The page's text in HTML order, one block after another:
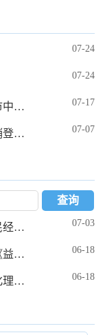
07-24
07-24
益阳市人民政府关于进一步调整益阳市中心城区货运车辆禁止通行限制通行措施的通告 07-17
益阳市市直机关老干部活动促进会注销登记债权债务申报登记公告 07-07
查询
益阳市人民政府关于印发《益阳市国民经济和社会发展第十五个五年规划纲要》的通知 07-03
益阳市市场监督管理局关于重新公布《益阳市食品生产加工小作坊禁止生产加工的食品品种目录》的通告 06-18
益阳市人民政府办公室关于强化工业化理念产业化思维推动现代农业产业高质量发展的实施意见 06-18